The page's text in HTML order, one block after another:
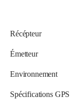
Récépteur
Émetteur
Environnement
Spécifications GPS